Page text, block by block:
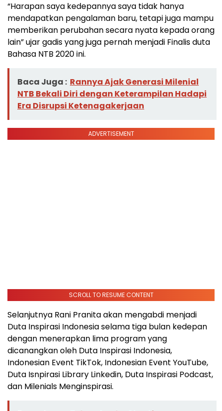
“Harapan saya kedepannya saya tidak hanya
mendapatkan pengalaman baru, tetapi juga mampu
memberikan perubahan secara nyata kepada orang
lain” ujar gadis yang juga pernah menjadi Finalis duta
Bahasa NTB 2020 ini.
Baca Juga : Rannya Ajak Generasi Milenial
NTB Bekali Diri dengan Keterampilan Hadapi
Era Disrupsi Ketenagakerjaan
ADVERTISEMENT
SCROLL TO RESUME CONTENT
Selanjutnya Rani Pranita akan mengabdi menjadi
Duta Inspirasi Indonesia selama tiga bulan kedepan
dengan menerapkan lima program yang
dicanangkan oleh Duta Inspirasi Indonesia,
Indonesian Event TikTok, Indonesian Event YouTube,
Duta Isnpirasi Library Linkedin, Duta Inspirasi Podcast,
dan Milenials Menginspirasi.